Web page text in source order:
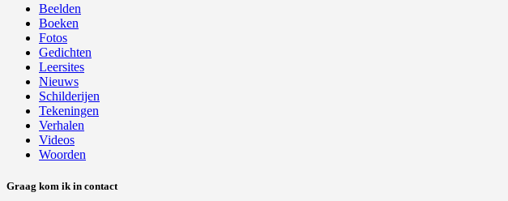
Beelden
Boeken
Fotos
Gedichten
Leersites
Nieuws
Schilderijen
Tekeningen
Verhalen
Videos
Woorden
Graag kom ik in contact